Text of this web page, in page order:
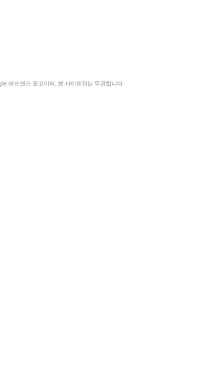
애드센스 광고이며, 본 사이트와는 무관합니다.